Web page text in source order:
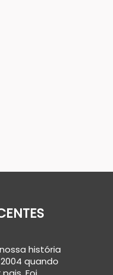
história
quando